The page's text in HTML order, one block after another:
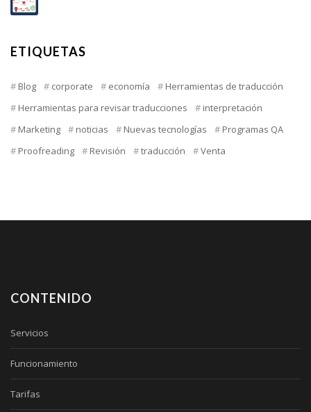
ETIQUETAS
Blog corporate economía
Herramientas de traducción
Herramientas para revisar traducciones
interpretación
Marketing
noticias Nuevas tecnologías
Programas QA
Proofreading
Revisión traducción Venta
CONTENIDO
Servicios
Funcionamiento
Tarifas